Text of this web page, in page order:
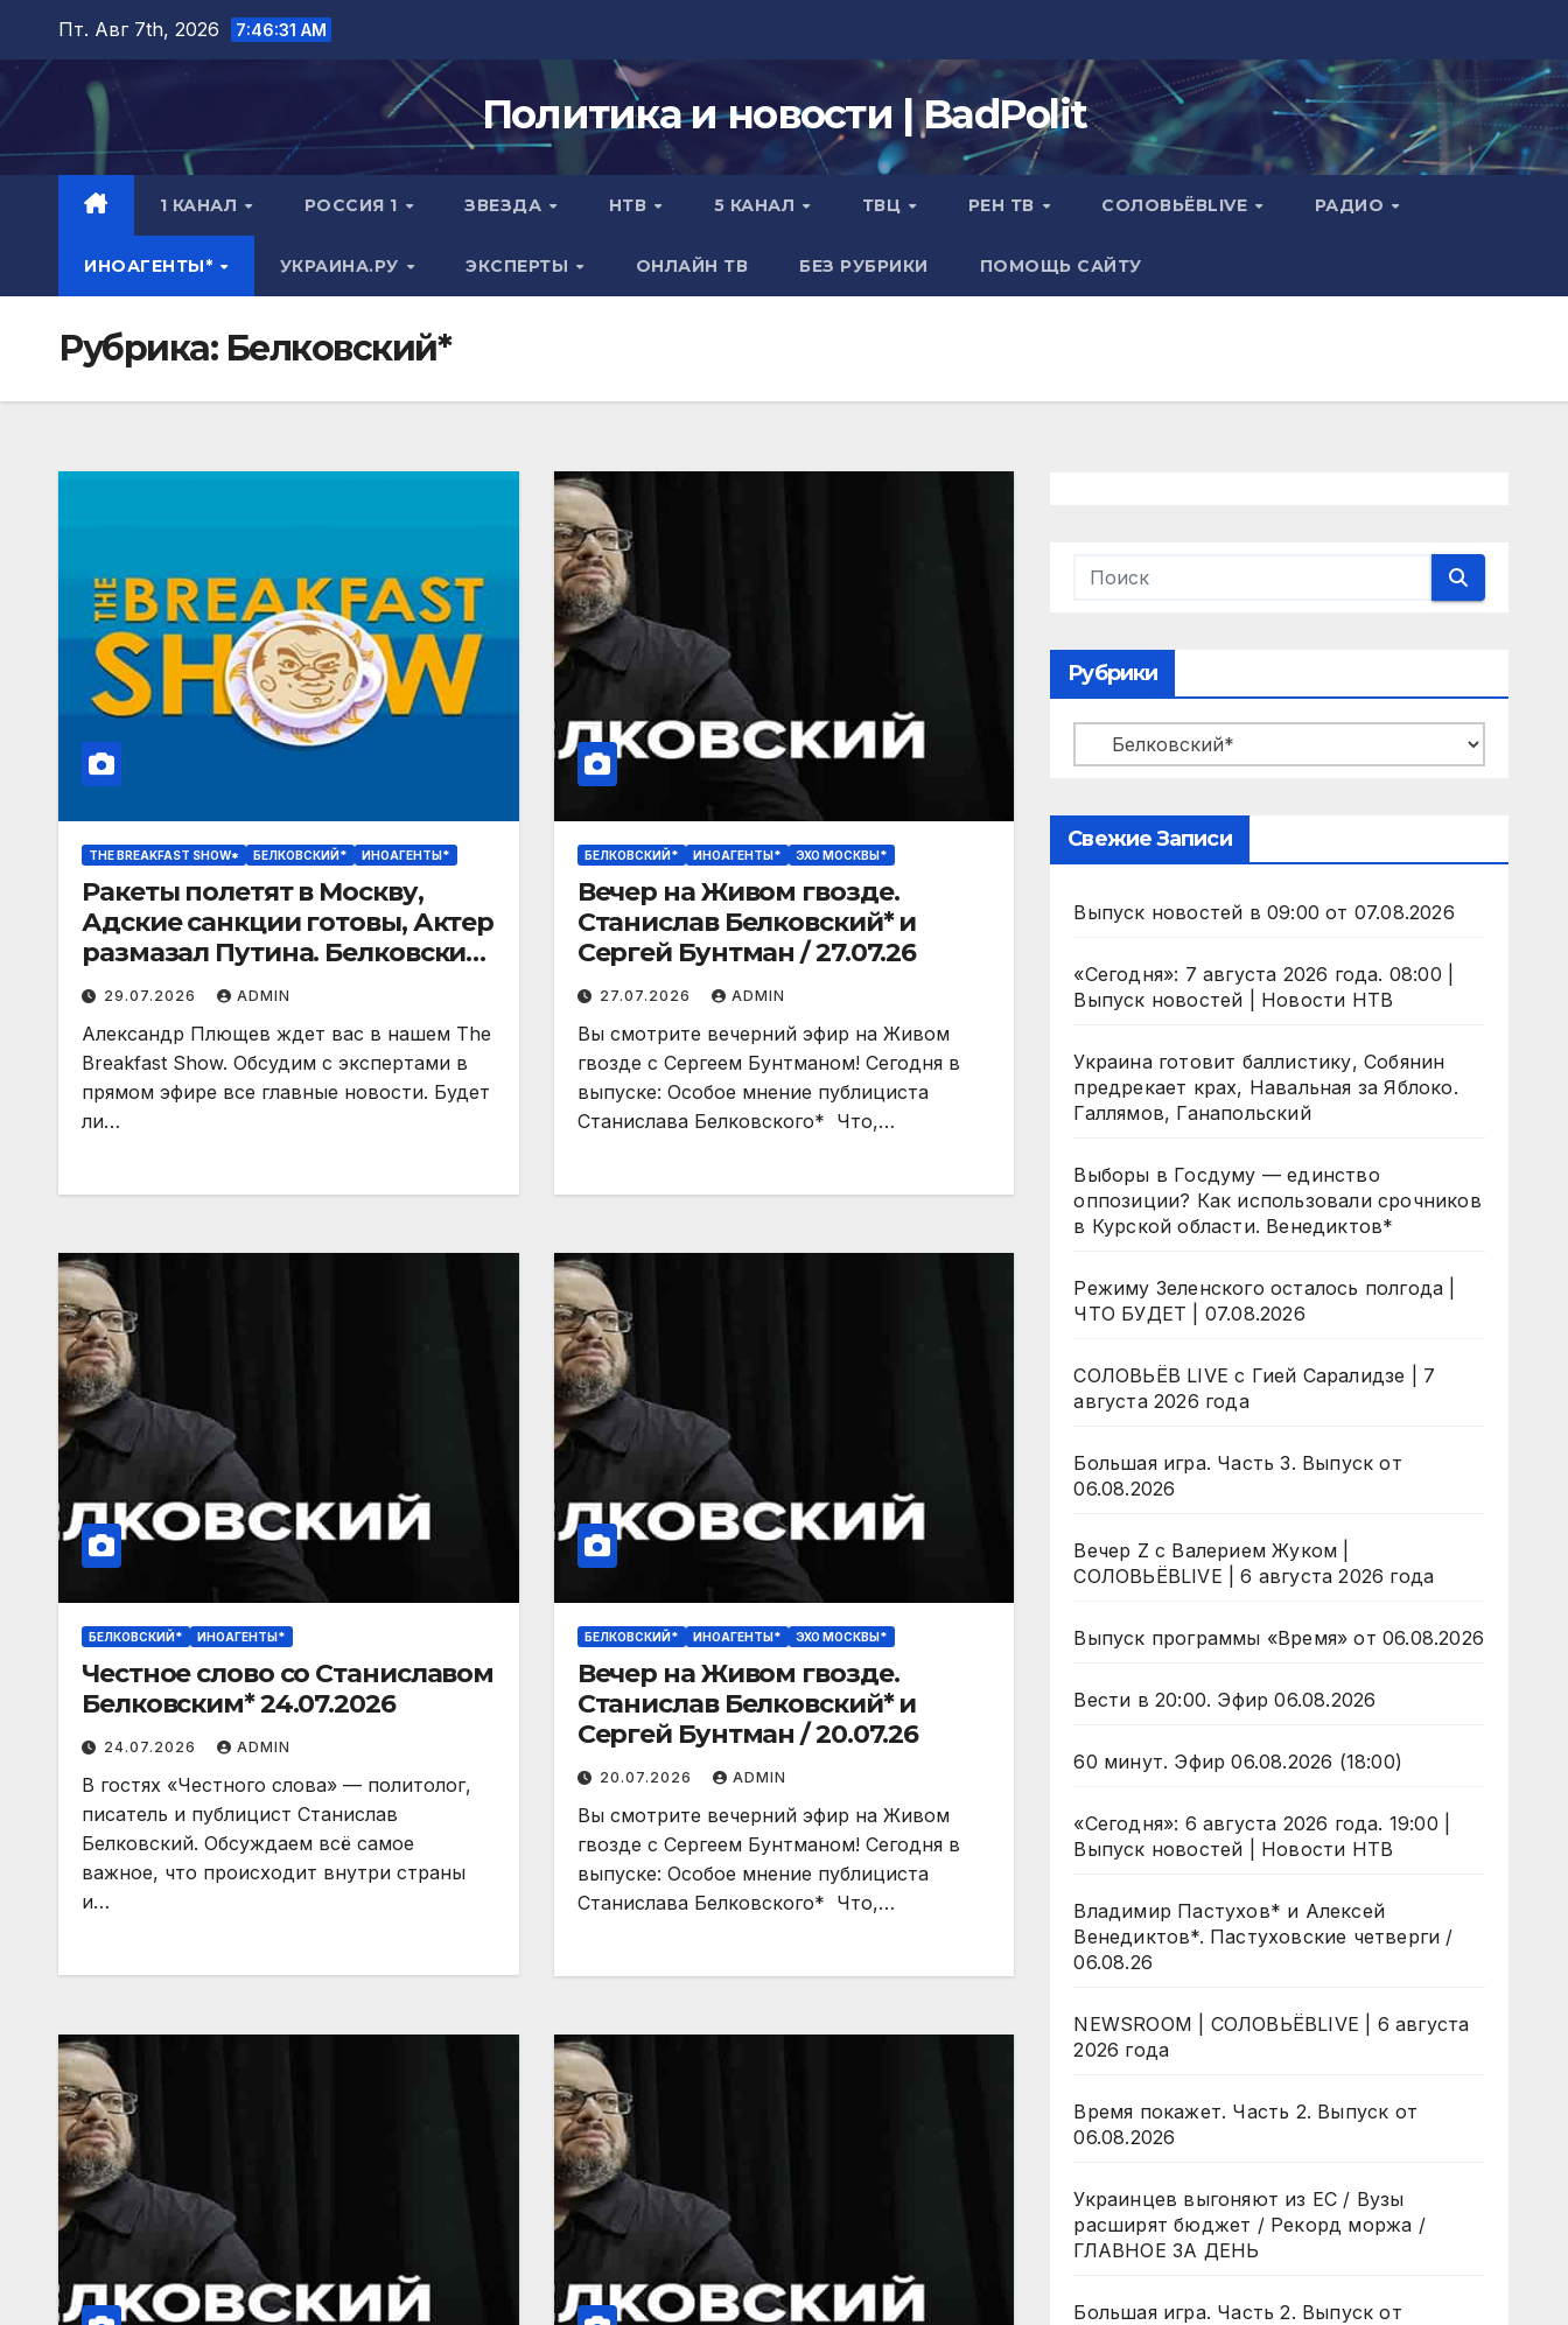
Перейти
содержимому
Пт. Авг 7th, 2026 7:46:32 AM
Политика и новости | BadPolit
1 КАНАЛ РОССИЯ 1 ЗВЕЗДА НТВ 5 КАНАЛ ТВЦ РЕН ТВ СОЛОВЬЁВLIVE РАДИО
ИНОАГЕНТЫ* УКРАИНА.РУ ЭКСПЕРТЫ ОНЛАЙН ТВ БЕЗ РУБРИКИ ПОМОЩЬ САЙТУ
Рубрика: Белковский*
THE BREAKFAST SHOW* БЕЛКОВСКИЙ* ИНОАГЕНТЫ*
Ракеты полетят в Москву,
Адские санкции готовы, Актер
размазал Путина. Белковский,
Филиппенко
29.07.2026 ADMIN
Александр Плющев ждет вас в нашем The
Breakfast Show. Обсудим с экспертами в
прямом эфире все главные новости. Будет
ли…
БЕЛКОВСКИЙ* ИНОАГЕНТЫ* ЭХО МОСКВЫ*
Вечер на Живом гвозде.
Станислав Белковский* и
27.07.2026 ADMIN
Вы смотрите вечерний эфир на Живом
гвозде с Сергеем Бунтманом! Сегодня в
выпуске: Особое мнение публициста
Станислава Белковского* ‪‬ Что,…
БЕЛКОВСКИЙ* ИНОАГЕНТЫ*
Честное слово со Станиславом
Белковским* 24.07.2026
24.07.2026 ADMIN
В гостях «Честного слова» — политолог,
писатель и публицист Станислав
Белковский. Обсуждаем всё самое
важное, что происходит внутри страны
и…
БЕЛКОВСКИЙ* ИНОАГЕНТЫ* ЭХО МОСКВЫ*
Вечер на Живом гвозде.
Станислав Белковский* и
Сергей Бунтман / 20.07.26
20.07.2026 ADMIN
Вы смотрите вечерний эфир на Живом
гвозде с Сергеем Бунтманом! Сегодня в
выпуске: Особое мнение публициста
Станислава Белковского* ‪‬ Что,…
Рубрики
Рубрики
Свежие Записи
Выпуск новостей в 09:00 от 07.08.2026
«Сегодня»: 7 августа 2026 года. 08:00 |
Выпуск новостей | Новости НТВ
Украина готовит баллистику, Собянин
предрекает крах, Навальная за Яблоко.
Галлямов, Ганапольский
Выборы в Госдуму — единство
оппозиции? Как использовали срочников
в Курской области. Венедиктов*
Режиму Зеленского осталось полгода |
ЧТО БУДЕТ | 07.08.2026
СОЛОВЬЁВ LIVE с Гией Саралидзе | 7
августа 2026 года
Большая игра. Часть 3. Выпуск от
06.08.2026
Вечер Z с Валерием Жуком |
СОЛОВЬЁВLIVE | 6 августа 2026 года
Выпуск программы «Время» от 06.08.2026
Вести в 20:00. Эфир 06.08.2026
60 минут. Эфир 06.08.2026 (18:00)
«Сегодня»: 6 августа 2026 года. 19:00 |
Выпуск новостей | Новости НТВ
Владимир Пастухов* и Алексей
Венедиктов*. Пастуховские четверги /
06.08.26
NEWSROOM | СОЛОВЬЁВLIVE | 6 августа
2026 года
Время покажет. Часть 2. Выпуск от
06.08.2026
Украинцев выгоняют из ЕС / Вузы
расширят бюджет / Рекорд моржа /
ГЛАВНОЕ ЗА ДЕНЬ
Большая игра. Часть 2. Выпуск от